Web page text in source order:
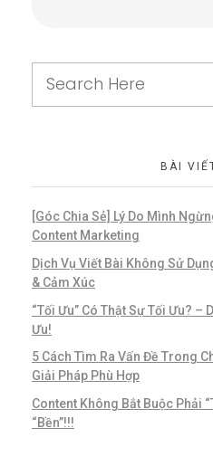
BÀI
[Góc Chia Sẻ] Lý Do Mình
Content Marketing
Dịch Vụ Viết Bài Không Sử
& Cảm Xúc
“Tối Ưu” Có Thật Sự Tối Ưu? –
Ưu!
5 Cách Tìm Ra Vấn Đề Trong
Giải Pháp Phù Hợp
Content Không Bắt Buộc Phải
“Bền”!!!